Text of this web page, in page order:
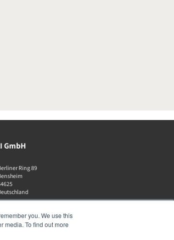
you. We use this
media. To find out more
GmbH
Ring 89